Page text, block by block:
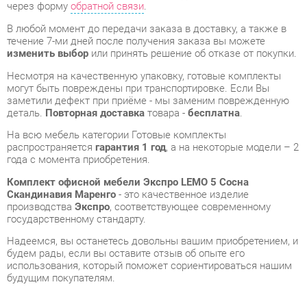
Несмотря на качественную упаковку, готовые комплекты
могут быть повреждены при транспортировке. Если Вы
заметили дефект при приёме - мы заменим поврежденную
деталь.Повторная доставкатовара -бесплатна.
распространяетсягарантия 1 год, а на некоторые модели – 2
года с момента приобретения.
Комплект офисной мебели Экспро LEMO 5 Сосна
производстваЭкспро, соответствующее современному
государственному стандарту.
будем рады, если вы оставите отзыв об опыте его
использования, который поможет сориентироваться нашим
будущим покупателям.
Кроме формы
обратной связи
консультацию, фото и видеообзор продукции вы можете по
e-mail, телефону в Екатеринбурге и через мессенджеры
Telegram и WhatsApp.
Готовые комплекты также можно сравнить между собой в